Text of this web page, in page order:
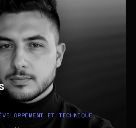
eddySt eis
ET TECHNIQUE